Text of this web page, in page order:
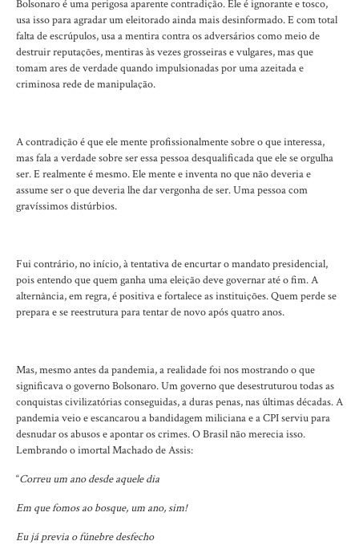
Bolsonaro é uma perigosa aparente contradição. Ele é ignorante e tosco,
usa isso para agradar um eleitorado ainda mais desinformado. E com total
falta de escrúpulos, usa a mentira contra os adversários como meio de
destruir reputações, mentiras às vezes grosseiras e vulgares, mas que
tomam ares de verdade quando impulsionadas por uma azeitada e
criminosa rede de manipulação.
A contradição é que ele mente profissionalmente sobre o que interessa,
mas fala a verdade sobre ser essa pessoa desqualificada que ele se orgulha
ser. E realmente é mesmo. Ele mente e inventa no que não deveria e
assume ser o que deveria lhe dar vergonha de ser. Uma pessoa com
gravíssimos distúrbios.
Fui contrário, no início, à tentativa de encurtar o mandato presidencial,
pois entendo que quem ganha uma eleição deve governar até o fim. A
alternância, em regra, é positiva e fortalece as instituições. Quem perde se
prepara e se reestrutura para tentar de novo após quatro anos.
Mas, mesmo antes da pandemia, a realidade foi nos mostrando o que
significava o governo Bolsonaro. Um governo que desestruturou todas as
conquistas civilizatórias conseguidas, a duras penas, nas últimas décadas. A
pandemia veio e escancarou a bandidagem miliciana e a CPI serviu para
desnudar os abusos e apontar os crimes. O Brasil não merecia isso.
Lembrando o imortal Machado de Assis:
“Correu um ano desde aquele dia
Em que fomos ao bosque, um ano, sim!
Eu já previa o fúnebre desfecho